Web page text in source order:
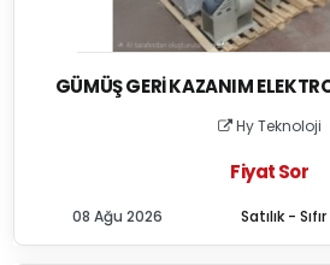
GÜMÜŞ GERI KAZANIM
Hy Teknoloji
Fiyat Sor
Satılık - Sıfır
08 Ağu 2026